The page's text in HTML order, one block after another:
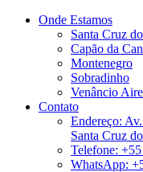
Onde Estamos
Santa Cruz
Capão da
Montenegro
Sobradinho
Venâncio
Contato
Endereço:
Santa Cruz
Telefone:
WhatsApp: